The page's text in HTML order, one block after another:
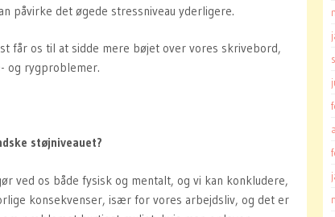
påvirke det øgede stressniveau yderligere.
får os til at sidde mere bøjet over vores skrivebord,
og rygproblemer.
støjniveauet?
ved os både fysisk og mentalt, og vi kan konkludere,
konsekvenser, især for vores arbejdsliv, og det er